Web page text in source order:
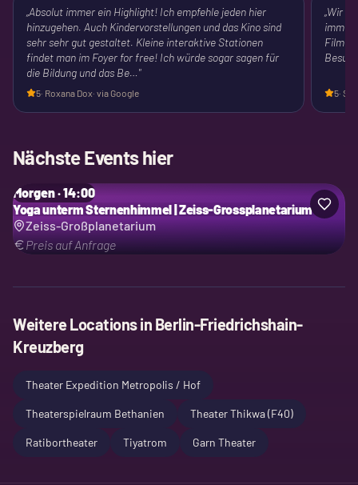
„Absolut immer ein Highlight! Ich empfehle jeden hier
hinzugehen. Auch Kindervorstellungen und das Kino sind
sehr sehr gut gestaltet. Kleine interaktive Stationen
findet man im Foyer for free! Ich würde sogar sagen für
die Bildung und das Be…"
5· Roxana Dox· via Google
„Wir
immer
Filme
5·
Nächste Events hier
Morgen · 14:00
Yoga unterm Sternenhimmel | Zeiss-Grossplanetarium
Zeiss-Großplanetarium
Preis auf Anfrage
Weitere Locations in Berlin-Friedrichshain-
Kreuzberg
Theater Expedition Metropolis / Hof
Theaterspielraum Bethanien Theater Thikwa (F40)
Ratibortheater Tiyatrom Garn Theater